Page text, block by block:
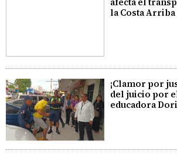
la Costa
¡Clamor por
del juicio por
educadora